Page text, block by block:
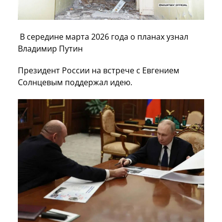
В середине марта 2026 года о планах узнал
Владимир Путин
Президент России на встрече с Евгением
Солнцевым поддержал идею.